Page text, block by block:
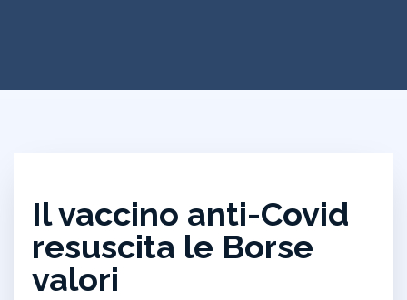
Il vaccino anti-Covid
resuscita le Borse
valori